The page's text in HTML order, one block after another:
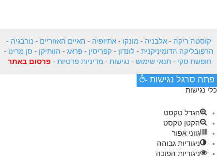
קוסטה ריקה -אלבניה - מונקו -אתיופיה - האיים האזוריים - נורבגיה -
הרפובליקה הדומיניקנית -לונדון - קפריסין -פראג - הוותיקן - סן מרינו -
חופשת סקי -תנאי שימוש - נגישות - מדיניות פרטיות - פרסום באתר
פתח סרגל נגישות
כלי נגישות
הגדל טקסט
הקטן טקסט
גווני אפור
ניגודיות גבוהה
ניגודיות הפוכה